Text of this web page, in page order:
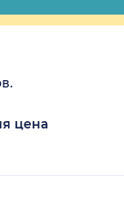
цена